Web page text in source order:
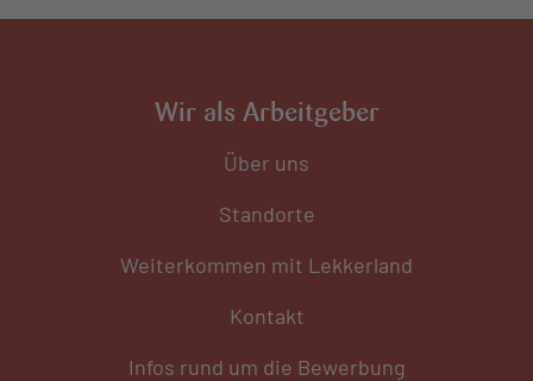
Wir als Arbeitgeber
Über uns
Standorte
Weiterkommen mit Lekkerland
Kontakt
Infos rund um die Bewerbung